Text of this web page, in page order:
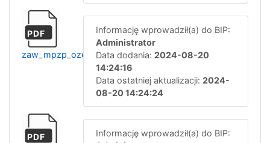
PDF
zaw_mpzp_ozerolnowe_uzasadnienie-
Informację wprowadził(a) do BIP:
Administrator
Data dodania: 2024-08-20
14:24:16
Data ostatniej aktualizacji: 2024-
08-20 14:24:24
PDF
Informację wprowadził(a) do BIP: